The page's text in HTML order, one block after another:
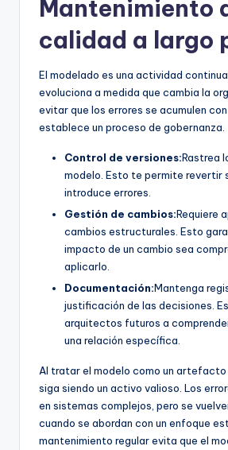
Mantenimiento
calidad a largo
El modelado es una actividad
evoluciona a medida que cambia la
evitar que los errores se acumulen
establece un proceso de gobernanza.
Control de versiones:Rastrea
modelo. Esto te permite revertir
introduce errores.
Gestión de cambios:Requiere
cambios estructurales. Esto
impacto de un cambio sea
aplicarlo.
Documentación:Mantenga
justificación de las decisiones.
arquitectos futuros a
una relación específica.
Al tratar el modelo como un artefacto
siga siendo un activo valioso. Los
en sistemas complejos, pero se
cuando se abordan con un enfoque
mantenimiento regular evita que el